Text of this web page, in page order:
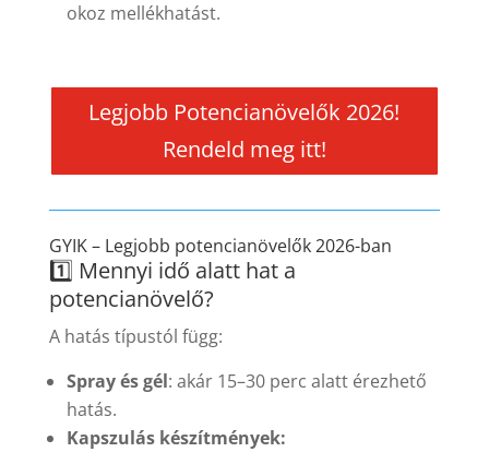
okoz mellékhatást.
Legjobb Potencianövelők 2026!
Rendeld meg itt!
GYIK – Legjobb potencianövelők 2026-ban
1️⃣ Mennyi idő alatt hat a
potencianövelő?
A hatás típustól függ:
Spray és gél: akár 15–30 perc alatt érezhető
hatás.
Kapszulás készítmények: